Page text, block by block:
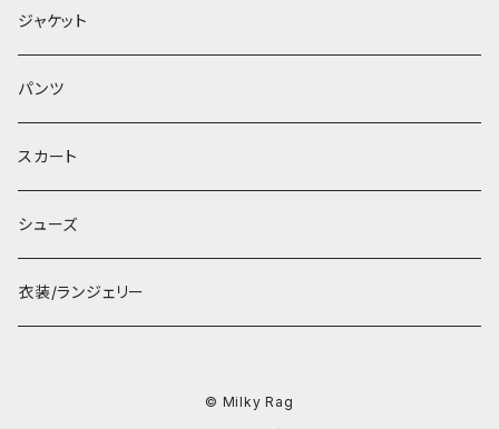
ジャケット
パンツ
スカート
シューズ
衣装/ランジェリー
© Milky Rag